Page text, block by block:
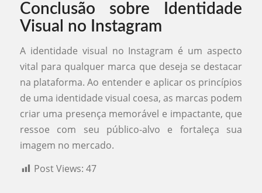
Conclusão sobre Identidade
Visual no Instagram
A identidade visual no Instagram é um aspecto
vital para qualquer marca que deseja se destacar
na plataforma. Ao entender e aplicar os princípios
de uma identidade visual coesa, as marcas podem
criar uma presença memorável e impactante, que
ressoe com seu público-alvo e fortaleça sua
imagem no mercado.
Post Views: 47